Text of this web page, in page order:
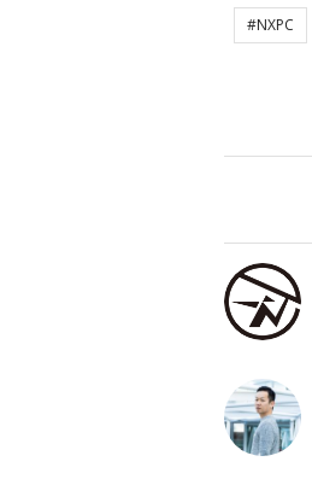
#NXPC